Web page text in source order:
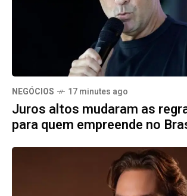
NEGÓCIOS 17 minutes ago
Juros altos mudaram as
para quem empreende no